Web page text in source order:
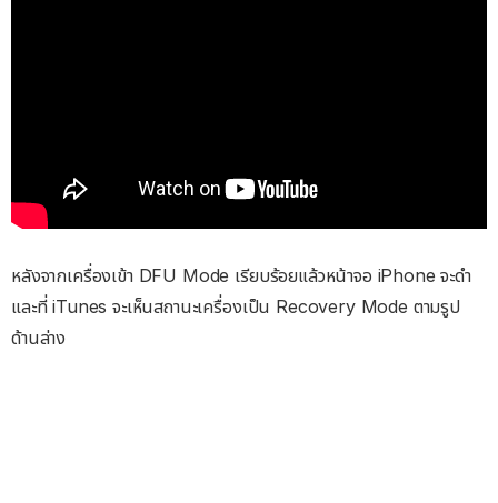
หลังจากเครื่องเข้า DFU Mode เรียบร้อยแล้วหน้าจอ iPhone จะดำ
และที่ iTunes จะเห็นสถานะเครื่องเป็น Recovery Mode ตามรูป
ด้านล่าง